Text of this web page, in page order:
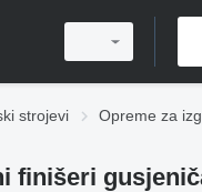
strojevi Opreme za
finišeri